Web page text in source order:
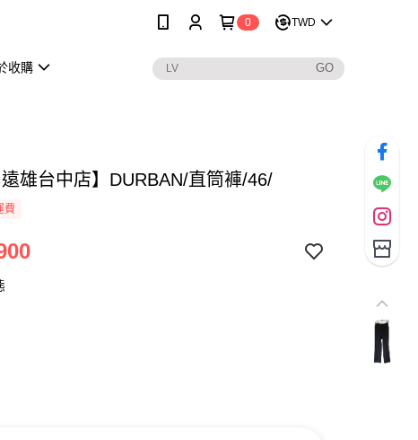
0 TWD
收購
遠雄台中店】DURBAN/直筒褲/46/
費